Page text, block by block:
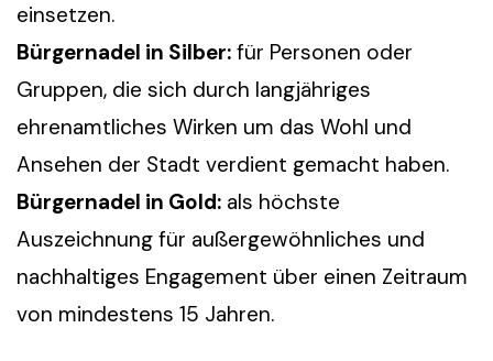
einsetzen.
Bürgernadel in Silber: für Personen oder
Gruppen, die sich durch langjähriges
ehrenamtliches Wirken um das Wohl und
Ansehen der Stadt verdient gemacht haben.
Bürgernadel in Gold: als höchste
Auszeichnung für außergewöhnliches und
nachhaltiges Engagement über einen Zeitraum
von mindestens 15 Jahren.